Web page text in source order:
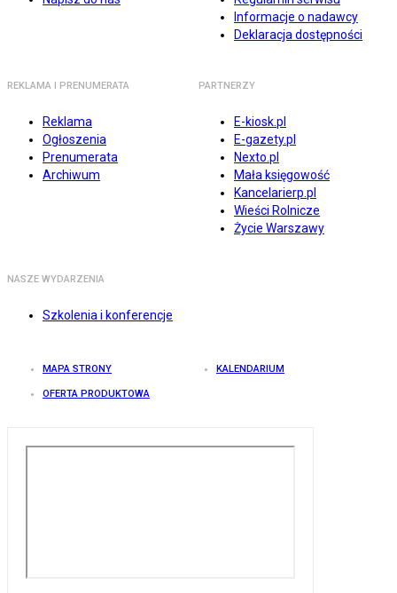
Informacje o nadawcy
Deklaracja dostępności
REKLAMA I PRENUMERATA
Reklama
Ogłoszenia
Prenumerata
Archiwum
PARTNERZY
E-kiosk.pl
E-gazety.pl
Nexto.pl
Mała księgowość
Kancelarierp.pl
Wieści Rolnicze
Życie Warszawy
NASZE WYDARZENIA
Szkolenia i konferencje
MAPA STRONY KALENDARIUM
OFERTA PRODUKTOWA